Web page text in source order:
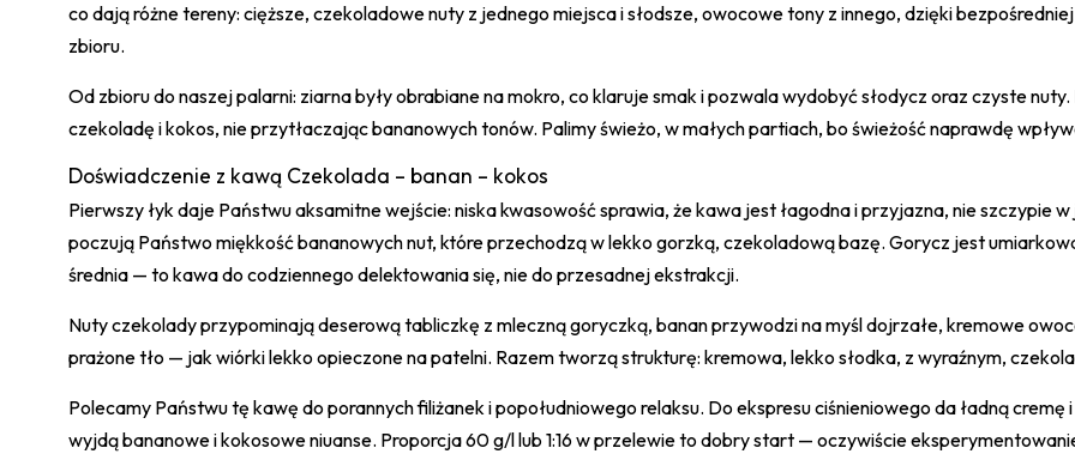
co dają różne tereny: cięższe, czekoladowe nuty z jednego miejsca i słodsze, owocowe tony z innego, dzięki
zbioru.
Od zbioru do naszej palarni: ziarna były obrabiane na mokro, co klaruje smak i pozwala wydobyć słodycz oraz czyste
czekoladę i kokos, nie przytłaczając bananowych tonów. Palimy świeżo, w małych partiach, bo świeżość naprawdę
Doświadczenie z kawą Czekolada – banan – kokos
Pierwszy łyk daje Państwu aksamitne wejście: niska kwasowość sprawia, że kawa jest łagodna i przyjazna, nie szczypie
poczują Państwo miękkość bananowych nut, które przechodzą w lekko gorzką, czekoladową bazę. Gorycz jest
średnia — to kawa do codziennego delektowania się, nie do przesadnej ekstrakcji.
Nuty czekolady przypominają deserową tabliczkę z mleczną goryczką, banan przywodzi na myśl dojrzałe, kremowe
prażone tło — jak wiórki lekko opieczone na patelni. Razem tworzą strukturę: kremowa, lekko słodka, z wyraźnym,
Polecamy Państwu tę kawę do porannych filiżanek i popołudniowego relaksu. Do ekspresu ciśnieniowego da ładną
wyjdą bananowe i kokosowe niuanse. Proporcja 60 g/l lub 1:16 w przelewie to dobry start — oczywiście